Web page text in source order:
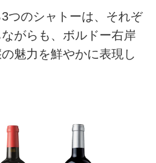
つのシャトーは、それぞ
がらも、ボルドー右岸
魅力を鮮やかに表現し